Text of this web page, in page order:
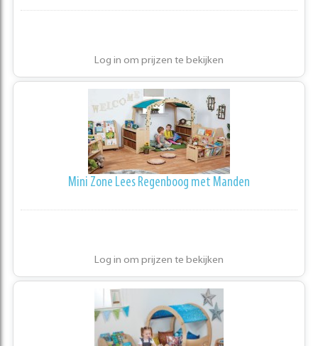
Log in om prijzen te bekijken
Mini Zone Lees Regenboog met Manden
Log in om prijzen te bekijken